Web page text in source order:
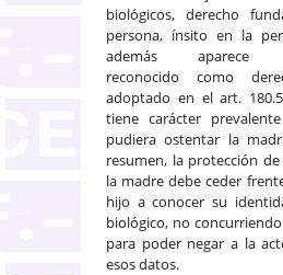
biológicos, derecho
persona, ínsito en la
además aparece
reconocido como
adoptado en el art.
tiene carácter
pudiera ostentar la
resumen, la protección
la madre debe ceder
hijo a conocer su
biológico, no
para poder negar a la
esos datos.